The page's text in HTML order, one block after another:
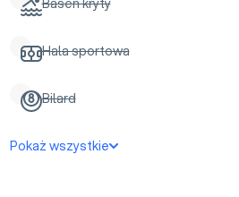
Hala sportowa
Bilard
Pokaż wszystkie